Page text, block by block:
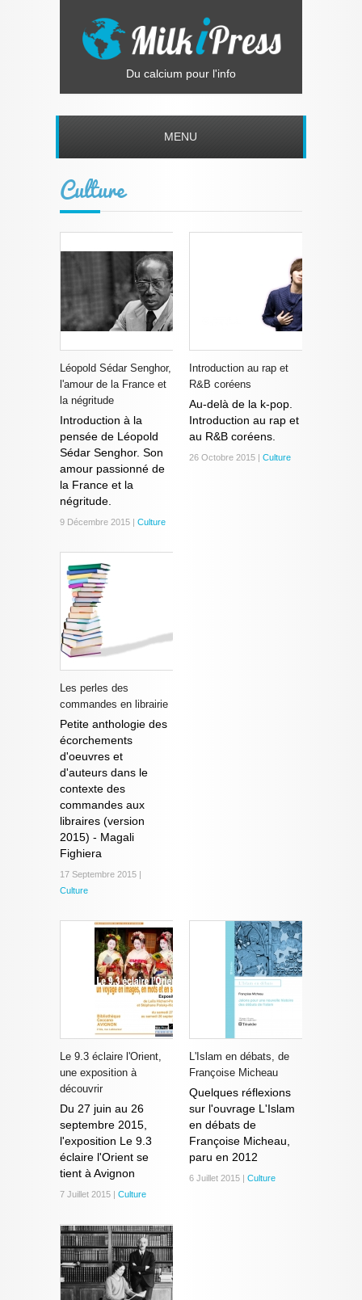
Du calcium pour l'info
MENU
Culture
Léopold Sédar Senghor,
l'amour de la France et
la négritude
Introduction à la
pensée de Léopold
Sédar Senghor. Son
amour passionné de
la France et la
négritude.
9 Décembre 2015 | Culture
Introduction au rap et
R&B coréens
Au-delà de la k-pop.
Introduction au rap et
au R&B coréens.
26 Octobre 2015 | Culture
Les perles des
commandes en librairie
Petite anthologie des
écorchements
d'oeuvres et
d'auteurs dans le
contexte des
commandes aux
libraires (version
2015) - Magali
Fighiera
17 Septembre 2015 |
Culture
Le 9.3 éclaire l'Orient,
une exposition à
découvrir
Du 27 juin au 26
septembre 2015,
l'exposition Le 9.3
éclaire l'Orient se
tient à Avignon
7 Juillet 2015 | Culture
L'Islam en débats, de
Françoise Micheau
Quelques réflexions
sur l'ouvrage L'Islam
en débats de
Françoise Micheau,
paru en 2012
6 Juillet 2015 | Culture